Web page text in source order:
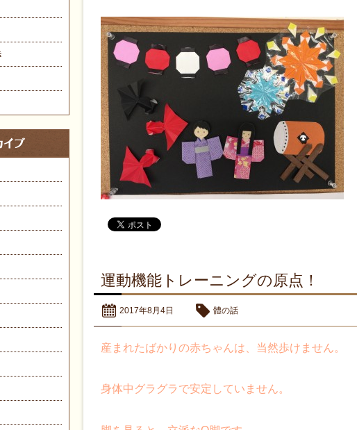
運動機能トレーニングの原点！
2017年8月4日 體の話
産まれたばかりの赤ちゃんは、当然歩けません。
身体中グラグラで安定していません。